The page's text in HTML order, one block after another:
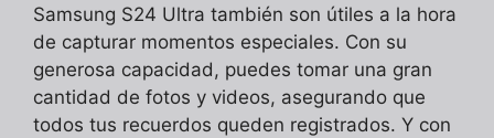
Samsung S24 Ultra también son útiles a la hora
de capturar momentos especiales. Con su
generosa capacidad, puedes tomar una gran
cantidad de fotos y videos, asegurando que
todos tus recuerdos queden registrados. Y con